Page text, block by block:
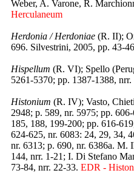
Weber, A. Varone, R.
Herculaneum
Herdonia / Herdoniae (R. II);
696. Silvestrini, 2005, pp. 43-
Hispellum (R. VI); Spello
5261-5370; pp. 1387-1388,
Histonium (R. IV); Vasto,
2948; p. 589, nr. 5975; pp.
185, 188, 199-200; pp. 616-
624-625, nr. 6083: 24, 29, 34,
nr. 6313; p. 690, nr. 6386a.
144, nrr. 1-21; I. Di Stefano
73-84, nrr. 22-33.EDR -